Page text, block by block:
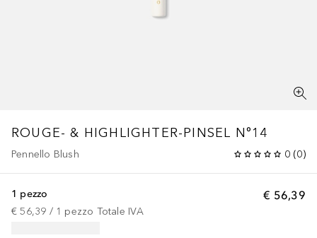
ROUGE- & HIGHLIGHTER-PINSEL N°14
Pennello Blush 0 (0)
€ 56,39
1 pezzo
€ 56,39 / 1 pezzo Totale IVA